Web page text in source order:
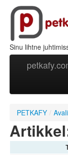
Sinu lihtne
PETKAFY /